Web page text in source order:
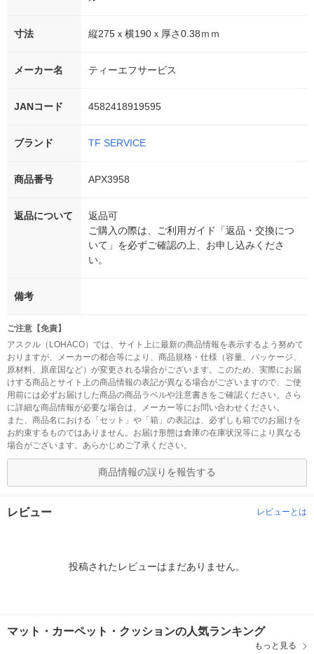
寸法 縦275ｘ横190ｘ厚さ0.38ｍｍ
メーカー名 ティーエフサービス
JANコード 4582418919595
ブランド TF SERVICE
商品番号 APX3958
返品について
返品可
ご購入の際は、ご利用ガイド「返品・交換につ
いて」を必ずご確認の上、お申し込みくださ
い。
備考
ご注意【免責】
アスクル（LOHACO）では、サイト上に最新の商品情報を表示するよう努めて
おりますが、メーカーの都合等により、商品規格・仕様（容量、パッケージ、
原材料、原産国など）が変更される場合がございます。このため、実際にお届
けする商品とサイト上の商品情報の表記が異なる場合がございますので、ご使
用前には必ずお届けした商品の商品ラベルや注意書きをご確認ください。さら
に詳細な商品情報が必要な場合は、メーカー等にお問い合わせください。
また、商品名における「セット」や「箱」の表記は、必ずしも箱でのお届けを
お約束するものではありません。お届け形態は倉庫の在庫状況等により異なる
場合がございます。あらかじめご了承ください。
商品情報の誤りを報告する
レビュー レビューとは
投稿されたレビューはまだありません。
マット・カーペット・クッションの人気ランキング
もっと見る